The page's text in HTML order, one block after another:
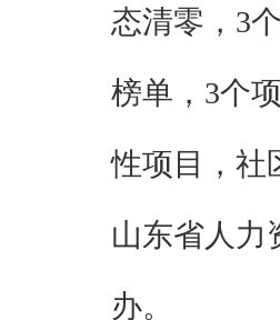
态清零，3
榜单，3个
性项目，社
山东省人力
办。